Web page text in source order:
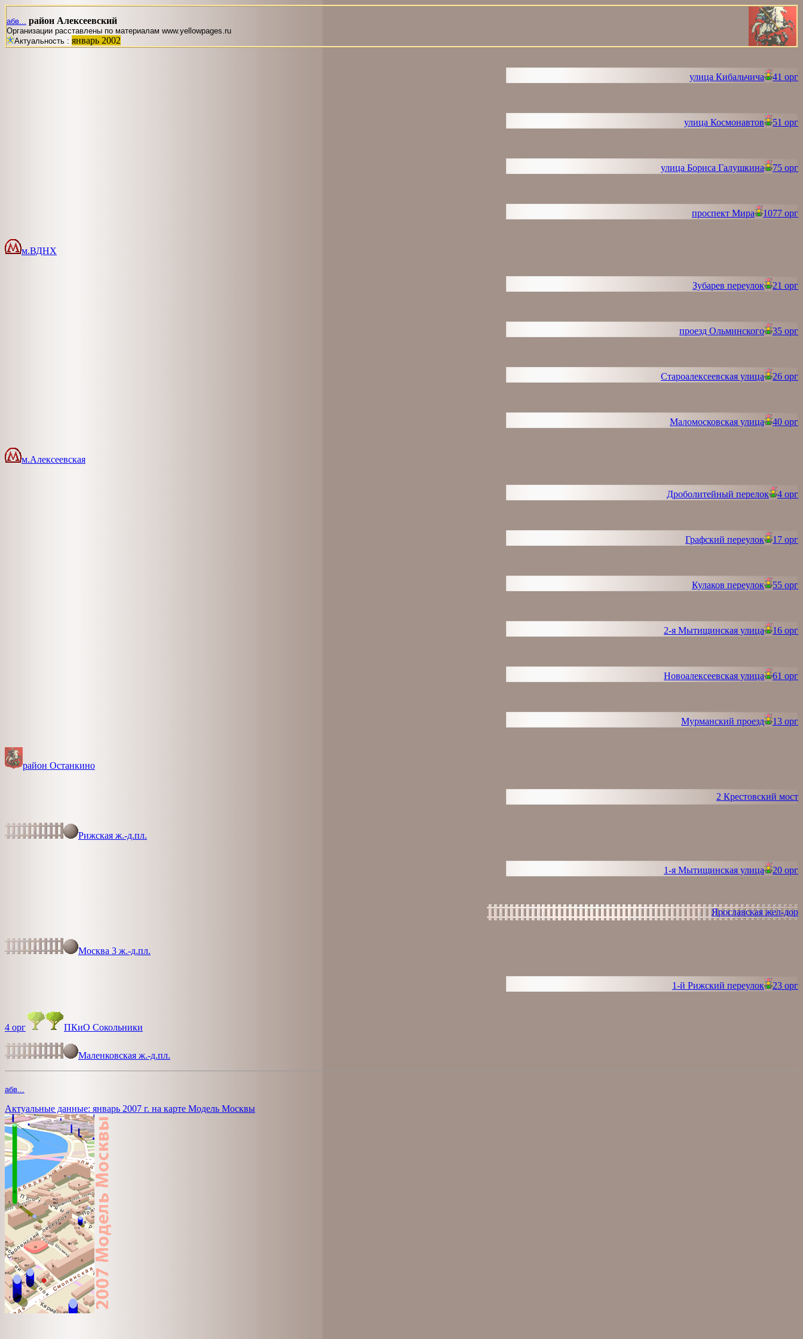
абв... район Алексеевский
Организации расставлены по материалам www.yellowpages.ru
Актуальность : январь 2002
улица Кибальчича 41 орг
улица Космонавтов 51 орг
улица Бориса Галушкина 75 орг
проспект Мира 1077 орг
м.ВДНХ
Зубарев переулок 21 орг
проезд Ольминского 35 орг
Староалексеевская улица 26 орг
Маломосковская улица 40 орг
м.Алексеевская
Дроболитейный перелок 4 орг
Графский переулок 17 орг
Кулаков переулок 55 орг
2-я Мытищинская улица 16 орг
Новоалексеевская улица 61 орг
Мурманский проезд 13 орг
район Останкино
2 Крестовский мост
Рижская ж.-д.пл.
1-я Мытищинская улица 20 орг
Ярославская жел-дор
Москва 3 ж.-д.пл.
1-й Рижский переулок 23 орг
4 орг ПКиО Сокольники
Маленковская ж.-д.пл.
абв...
Актуальные данные: январь 2007 г. на карте Модель Москвы